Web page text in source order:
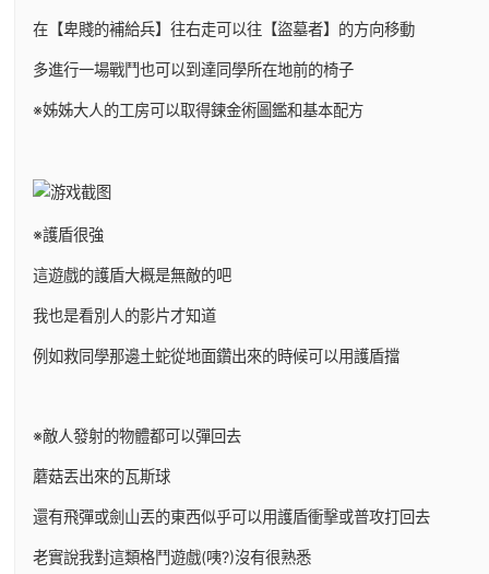
在【卑賤的補給兵】往右走可以往【盜墓者】的方向移動
多進行一場戰鬥也可以到達同學所在地前的椅子
※姊姊大人的工房可以取得鍊金術圖鑑和基本配方
※護盾很強
這遊戲的護盾大概是無敵的吧
我也是看別人的影片才知道
例如救同學那邊土蛇從地面鑽出來的時候可以用護盾擋
※敵人發射的物體都可以彈回去
蘑菇丟出來的瓦斯球
還有飛彈或劍山丟的東西似乎可以用護盾衝擊或普攻打回去
老實說我對這類格鬥遊戲(咦?)沒有很熟悉